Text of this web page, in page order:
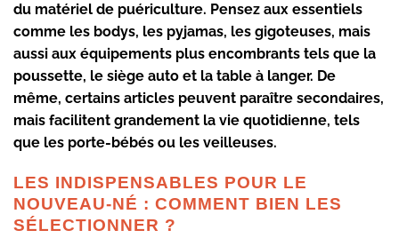
du matériel de puériculture. Pensez aux essentiels
comme les bodys, les pyjamas, les gigoteuses, mais
aussi aux équipements plus encombrants tels que la
poussette, le siège auto et la table à langer. De
même, certains articles peuvent paraître secondaires,
mais facilitent grandement la vie quotidienne, tels
que les porte-bébés ou les veilleuses.
LES INDISPENSABLES POUR LE
NOUVEAU-NÉ : COMMENT BIEN LES
SÉLECTIONNER ?